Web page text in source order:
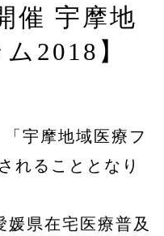
催 宇摩地
2018】
宇摩地域医療フ
れることとなり
県在宅医療普及